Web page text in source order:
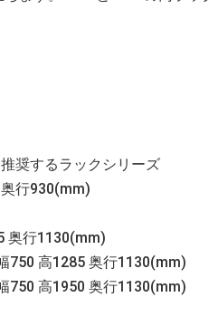
奨するラックシリーズ
行930(mm)
行1130(mm)
750 高1285 奥行1130(mm)
750 高1950 奥行1130(mm)